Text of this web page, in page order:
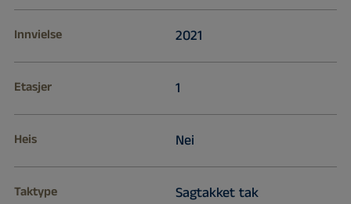
Innvielse 2021
Etasjer 1
Heis Nei
Taktype Sagtakket tak